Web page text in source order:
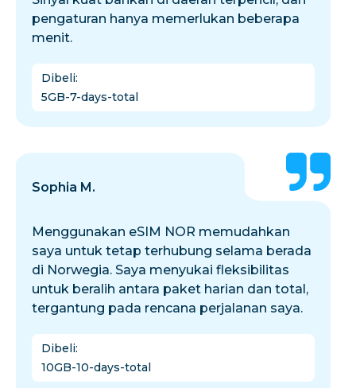
pengaturan hanya memerlukan beberapa
menit.
Dibeli:
5GB-7-days-total
Sophia M.
Menggunakan eSIM NOR memudahkan
saya untuk tetap terhubung selama berada
di Norwegia. Saya menyukai fleksibilitas
untuk beralih antara paket harian dan total,
tergantung pada rencana perjalanan saya.
Dibeli:
10GB-10-days-total